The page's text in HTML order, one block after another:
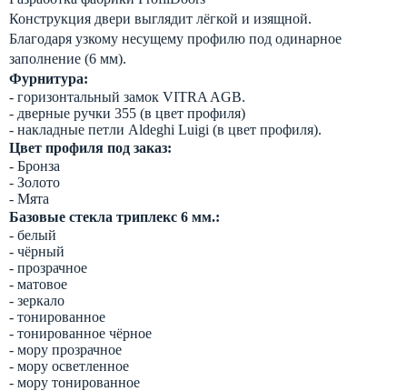
Конструкция двери выглядит лёгкой и изящной.
Благодаря узкому несущему профилю под одинарное
заполнение (6 мм).
Фурнитура:
- горизонтальный замок VITRA AGB.
- дверные ручки 355 (в цвет профиля)
- накладные петли Aldeghi Luigi (в цвет профиля).
Цвет профиля под заказ:
- Бронза
- Золото
- Мята
Базовые стекла триплекс 6 мм.:
- белый
- чёрный
- прозрачное
- матовое
- зеркало
- тонированное
- тонированное чёрное
- мору прозрачное
- мору осветленное
- мору тонированное